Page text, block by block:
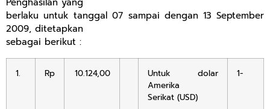
berlaku untuk tanggal 07 sampai dengan 13 September
2009, ditetapkan
sebagai berikut :
1. Rp 10.124,00
Untuk dolar
Amerika
Serikat (USD)
1-